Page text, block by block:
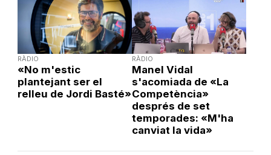
RÀDIO
«No m'estic
plantejant ser el
relleu de Jordi Basté»
RÀDIO
Manel Vidal
s'acomiada de «La
Competència»
després de set
temporades: «M'ha
canviat la vida»